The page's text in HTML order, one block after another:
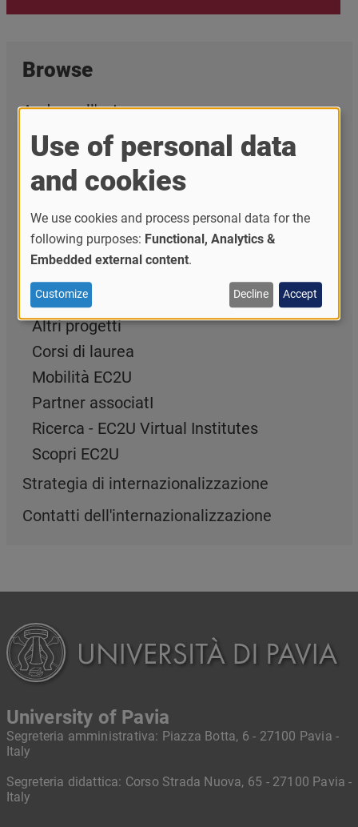
Browse
Andare all'estero
Study in Pavia
Mobilità per docenti, ricercatori e staff
Accordi e networks internazionali
Cooperazione allo sviluppo
Alleanza europea EC2U
Altri progetti
Corsi di laurea
Mobilità EC2U
Partner associatI
Ricerca - EC2U Virtual Institutes
Scopri EC2U
Strategia di internazionalizzazione
Contatti dell'internazionalizzazione
University of Pavia
Segreteria amministrativa: Piazza Botta, 6 - 27100 Pavia -
Italy
Segreteria didattica: Corso Strada Nuova, 65 - 27100 Pavia -
Italy
Use of personal data
and cookies
We use cookies and process personal data for the
following purposes: Functional, Analytics &
Embedded external content.
Customize Decline Accept